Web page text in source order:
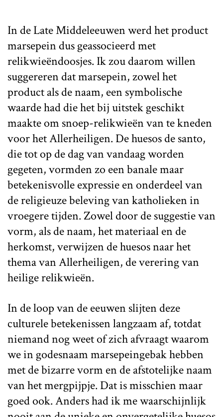
In de Late Middeleeuwen werd het product
marsepein dus geassocieerd met
relikwieëndoosjes. Ik zou daarom willen
suggereren dat marsepein, zowel het
product als de naam, een symbolische
waarde had die het bij uitstek geschikt
maakte om snoep-relikwieën van te kneden
voor het Allerheiligen. De huesos de santo,
die tot op de dag van vandaag worden
gegeten, vormden zo een banale maar
betekenisvolle expressie en onderdeel van
de religieuze beleving van katholieken in
vroegere tijden. Zowel door de suggestie van
vorm, als de naam, het materiaal en de
herkomst, verwijzen de huesos naar het
thema van Allerheiligen, de verering van
heilige relikwieën.
In de loop van de eeuwen slijten deze
culturele betekenissen langzaam af, totdat
niemand nog weet of zich afvraagt waarom
we in godesnaam marsepeingebak hebben
met de bizarre vorm en de afstotelijke naam
van het mergpijpje. Dat is misschien maar
goed ook. Anders had ik me waarschijnlijk